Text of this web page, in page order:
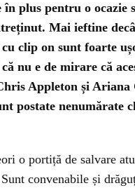
plus pentru o ocazie
Mai ieftine
clip on sunt foarte
nu e de mirare că
Appleton și Ariana
postate nenumărate
o portiță de salvare
convenabile și